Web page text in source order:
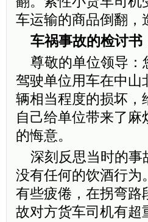
车运输的商品倒翻，
车祸事故的检讨书
尊敬的单位领导：
驾驶单位用车在中山
辆相当程度的损坏，
自己给单位带来了
的悔意。
深刻反思当时的事
没有任何的饮酒行为
有些疲倦，在拐弯路
故对方货车司机有超